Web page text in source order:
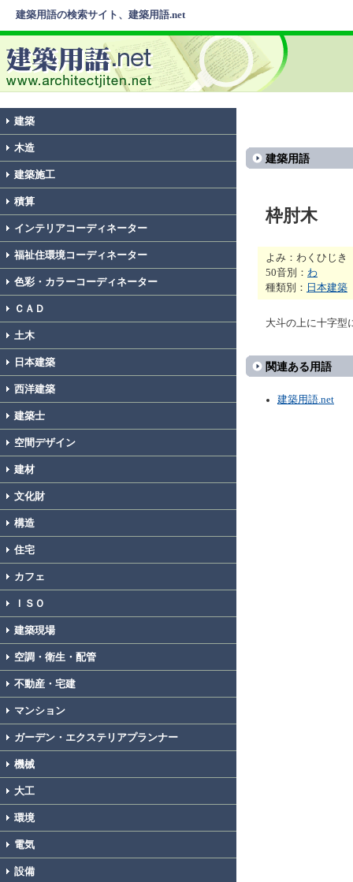
建築用語の検索サイト、建築用語.net
建築
木造
建築施工
積算
インテリアコーディネーター
福祉住環境コーディネーター
色彩・カラーコーディネーター
ＣＡＤ
土木
日本建築
西洋建築
建築士
空間デザイン
建材
文化財
構造
住宅
カフェ
ＩＳＯ
建築現場
空調・衛生・配管
不動産・宅建
マンション
ガーデン・エクステリアプランナー
機械
大工
環境
電気
設備
建築用語
枠肘木
よみ：わくひじき
50音別： わ
種類別： 日本建築
大斗の上に十字型
関連ある用語
建築用語.net